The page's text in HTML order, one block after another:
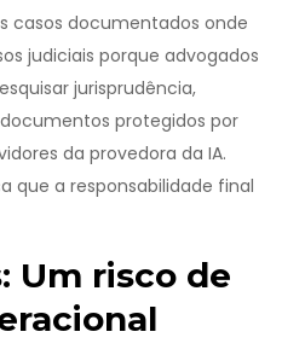
casos documentados onde
judiciais porque advogados
jurisprudência,
protegidos por
da provedora da IA.
que a responsabilidade final
Um risco de